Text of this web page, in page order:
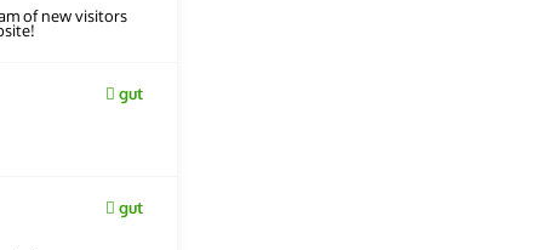
of new visitors
gut
gut